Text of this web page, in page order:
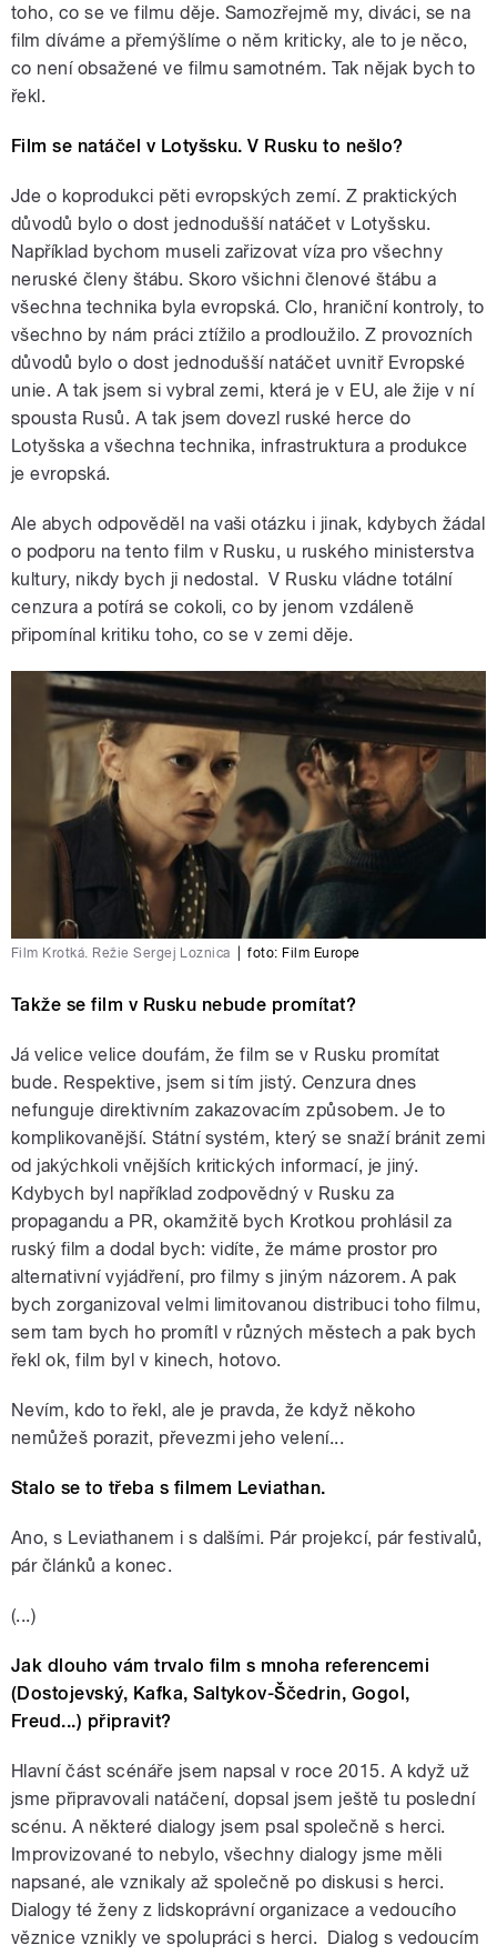
toho, co se ve filmu děje. Samozřejmě my, diváci, se na
film díváme a přemýšlíme o něm kriticky, ale to je něco,
co není obsažené ve filmu samotném. Tak nějak bych to
řekl.
Film se natáčel v Lotyšsku. V Rusku to nešlo?
Jde o koprodukci pěti evropských zemí. Z praktických
důvodů bylo o dost jednodušší natáčet v Lotyšsku.
Například bychom museli zařizovat víza pro všechny
neruské členy štábu. Skoro všichni členové štábu a
všechna technika byla evropská. Clo, hraniční kontroly, to
všechno by nám práci ztížilo a prodloužilo. Z provozních
důvodů bylo o dost jednodušší natáčet uvnitř Evropské
unie. A tak jsem si vybral zemi, která je v EU, ale žije v ní
spousta Rusů. A tak jsem dovezl ruské herce do
Lotyšska a všechna technika, infrastruktura a produkce
je evropská.
Ale abych odpověděl na vaši otázku i jinak, kdybych žádal
o podporu na tento film v Rusku, u ruského ministerstva
kultury, nikdy bych ji nedostal. V Rusku vládne totální
cenzura a potírá se cokoli, co by jenom vzdáleně
připomínal kritiku toho, co se v zemi děje.
Film Krotká. Režie Sergej Loznica foto: Film Europe
Takže se film v Rusku nebude promítat?
Já velice velice doufám, že film se v Rusku promítat
bude. Respektive, jsem si tím jistý. Cenzura dnes
nefunguje direktivním zakazovacím způsobem. Je to
komplikovanější. Státní systém, který se snaží bránit zemi
od jakýchkoli vnějších kritických informací, je jiný.
Kdybych byl například zodpovědný v Rusku za
propagandu a PR, okamžitě bych Krotkou prohlásil za
ruský film a dodal bych: vidíte, že máme prostor pro
alternativní vyjádření, pro filmy s jiným názorem. A pak
bych zorganizoval velmi limitovanou distribuci toho filmu,
sem tam bych ho promítl v různých městech a pak bych
řekl ok, film byl v kinech, hotovo.
Nevím, kdo to řekl, ale je pravda, že když někoho
nemůžeš porazit, převezmi jeho velení...
Stalo se to třeba s filmem Leviathan.
Ano, s Leviathanem i s dalšími. Pár projekcí, pár festivalů,
pár článků a konec.
(...)
Jak dlouho vám trvalo film s mnoha referencemi
(Dostojevský, Kafka, Saltykov-Ščedrin, Gogol,
Freud...) připravit?
Hlavní část scénáře jsem napsal v roce 2015. A když už
jsme připravovali natáčení, dopsal jsem ještě tu poslední
scénu. A některé dialogy jsem psal společně s herci.
Improvizované to nebylo, všechny dialogy jsme měli
napsané, ale vznikaly až společně po diskusi s herci.
Dialogy té ženy z lidskoprávní organizace a vedoucího
věznice vznikly ve spolupráci s herci. Dialog s vedoucím